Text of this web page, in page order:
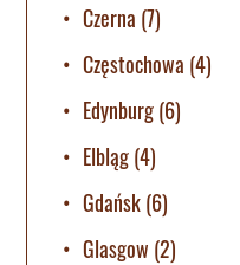
Czerna (7)
Częstochowa (4)
Edynburg(6)
Elbląg(4)
Gdańsk(6)
Glasgow (2)